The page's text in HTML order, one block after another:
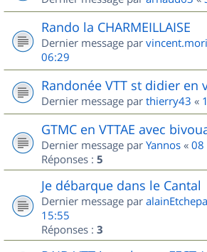
Rando la CHARMEILLAISE
Dernier message par
06:29
Randonée VTT st didier en
Dernier message par thierry43 «
GTMC en VTTAE avec
Dernier message par Yannos « 08
Réponses : 5
Je débarque dans le Cantal
Dernier message par
15:55
Réponses : 3